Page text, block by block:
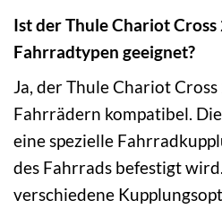
Ist der Thule Chariot
Fahrradtypen geeignet?
Ja, der Thule Chariot
Fahrrädern kompatibel.
eine spezielle
des Fahrrads befestigt
verschiedene